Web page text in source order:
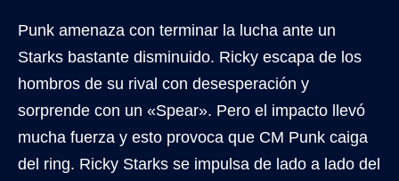
Punk amenaza con terminar la lucha ante un
Starks bastante disminuido. Ricky escapa de los
hombros de su rival con desesperación y
sorprende con un «Spear». Pero el impacto llevó
mucha fuerza y esto provoca que CM Punk caiga
del ring. Ricky Starks se impulsa de lado a lado del